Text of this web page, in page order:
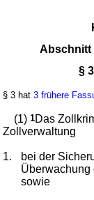
Abschnitt
§
§ 3 hat3 frühere
(1)1Das
Zollverwaltung
1.
bei der
Überwachung
sowie